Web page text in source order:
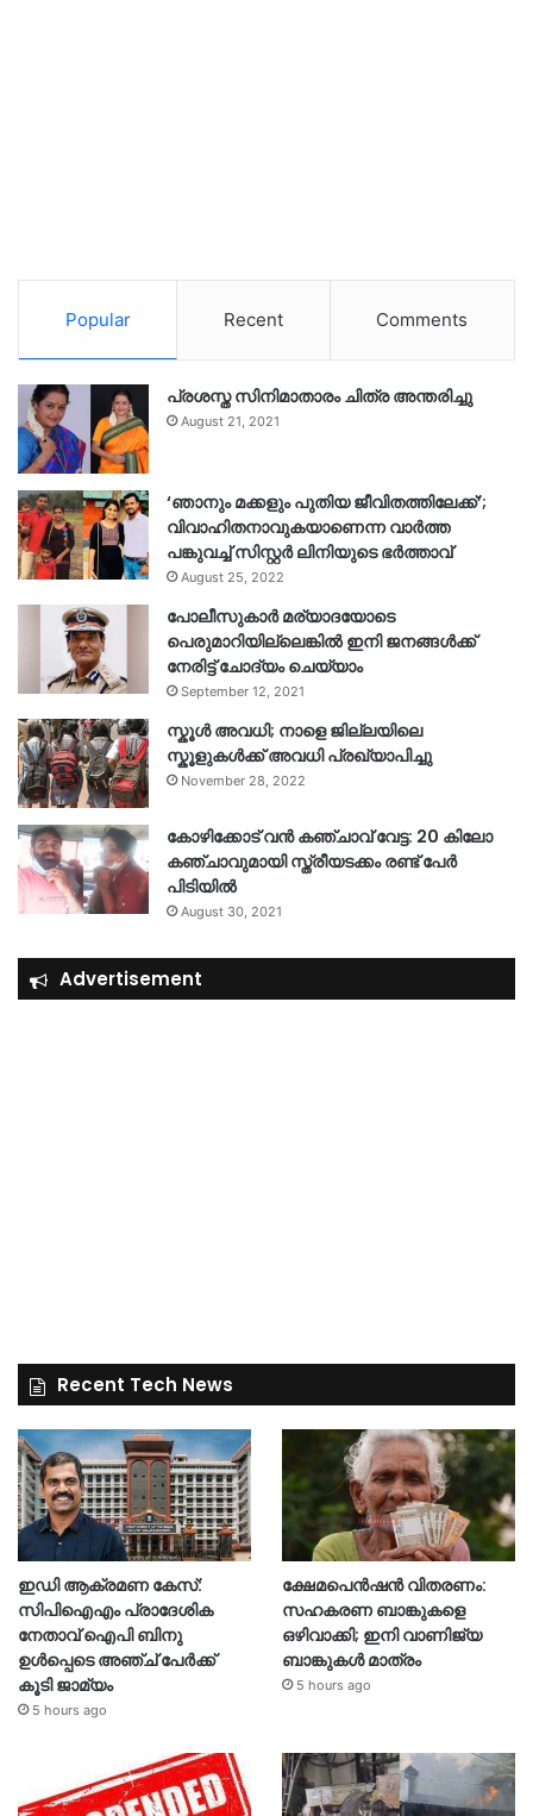
Popular Recent Comments
പ്രശസ്ത സിനിമാതാരം ചിത്ര അന്തരിച്ചു
August 21, 2021
‘ഞാനും മക്കളും പുതിയ ജീവിതത്തിലേക്ക്’;
വിവാഹിതനാവുകയാണെന്ന വാർത്ത
പങ്കുവച്ച് സിസ്റ്റർ ലിനിയുടെ ഭർത്താവ്
August 25, 2022
പോലീസുകാര്‍ മര്യാദയോടെ
പെരുമാറിയില്ലെങ്കില്‍ ഇനി ജനങ്ങള്‍ക്ക്
നേരിട്ട് ചോദ്യം ചെയ്യാം
September 12, 2021
സ്കൂൾ അവധി; നാളെ ജില്ലയിലെ
സ്കൂളുകൾക്ക് അവധി പ്രഖ്യാപിച്ചു
November 28, 2022
കോഴിക്കോട് വൻ കഞ്ചാവ് വേട്ട: 20 കിലോ
കഞ്ചാവുമായി സ്ത്രീയടക്കം രണ്ട് പേർ
പിടിയിൽ
August 30, 2021
Advertisement
Recent Tech News
ഇഡി ആക്രമണ കേസ്:
സിപിഐഎം പ്രാദേശിക
നേതാവ് ഐപി ബിനു
ഉൾപ്പെടെ അഞ്ച് പേർക്ക്
കൂടി ജാമ്യം
5 hours ago
ക്ഷേമപെൻഷൻ വിതരണം:
സഹകരണ ബാങ്കുകളെ
ഒഴിവാക്കി; ഇനി വാണിജ്യ
ബാങ്കുകൾ മാത്രം
5 hours ago